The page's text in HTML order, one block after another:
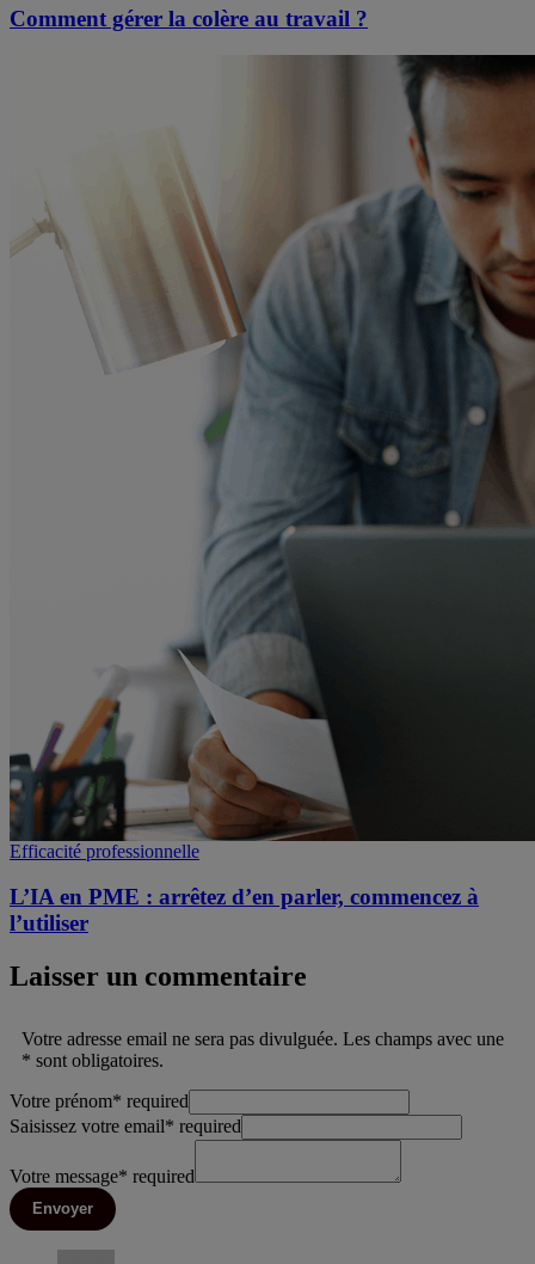
Comment gérer la colère au travail ?
Efficacité professionnelle
L’IA en PME : arrêtez d’en parler, commencez à
l’utiliser
Laisser un commentaire
Votre adresse email ne sera pas divulguée. Les champs avec une
* sont obligatoires.
Votre prénom* required
Saisissez votre email* required
Votre message* required
Envoyer